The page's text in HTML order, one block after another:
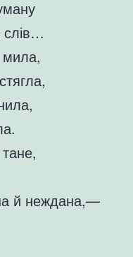
слів…
мила,
й неждана,—